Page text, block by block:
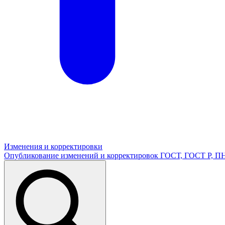
Изменения и корректировки
Опубликование изменений и корректировок ГОСТ, ГОСТ Р,